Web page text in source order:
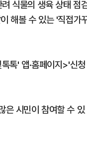
식물의 생육 상태 점
해볼 수 있는 '직접가
톡' 앱·홈페이지>'신청
은 시민이 참여할 수 있